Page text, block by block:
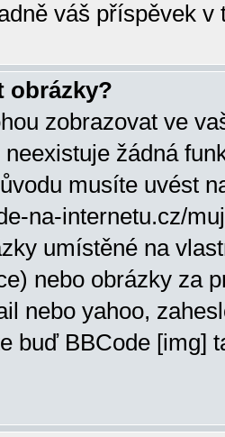
váš příspěvek v
obrázky?
zobrazovat ve
neexistuje žádná
musíte uvést
na-internetu.cz/
umístěné na
nebo obrázky za
nebo yahoo,
buď BBCode [img]